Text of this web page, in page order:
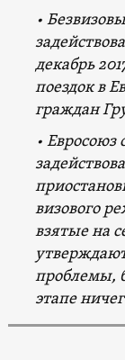
•
декабрь
поездок в
граждан
• Евросоюз
визового
взятые на
проблемы,
этапе